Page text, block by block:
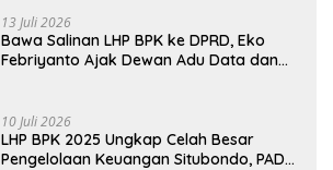
13 Juli 2026
Bawa Salinan LHP BPK ke DPRD, Eko
Febriyanto Ajak Dewan Adu Data dan
10 Juli 2026
LHP BPK 2025 Ungkap Celah Besar
Pengelolaan Keuangan Situbondo, PAD